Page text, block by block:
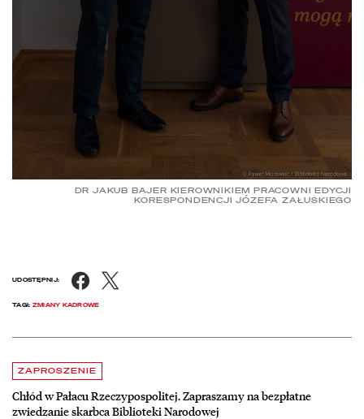
DR JAKUB BAJER KIEROWNIKIEM PRACOWNI EDYCJI
KORESPONDENCJI JÓZEFA ZAŁUSKIEGO
UDOSTĘPNIJ: Facebook
TAGI: ZMIANY KADROWE
Aktualności
ZAPROSZENIE
Chłód w Pałacu Rzeczypospolitej. Zapraszamy na bezpłatne
zwiedzanie skarbca Biblioteki Narodowej
czytaj więcej o Chłód w Pałacu Rzeczypospolitej. Zapraszamy na